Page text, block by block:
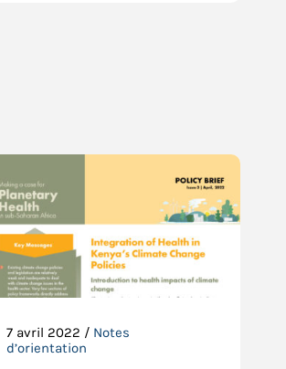
7 avril 2022 / Notes
d’orientation